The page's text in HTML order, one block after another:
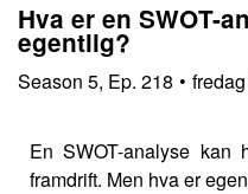
Hva er en SWOT-
egentlig?
Season 5, Ep. 218 •
En SWOT-analyse
framdrift. Men hva er